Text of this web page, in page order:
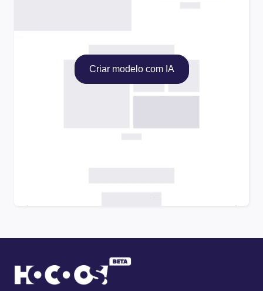
Criar modelo com IA